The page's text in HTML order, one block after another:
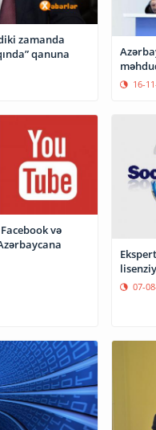
zamanda
qanuna
16-
və
07-